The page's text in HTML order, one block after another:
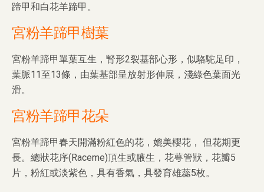
蹄甲和白花羊蹄甲。
宮粉羊蹄甲樹葉
宮粉羊蹄甲單葉互生，腎形2裂基部心形，似駱駝足印，
葉脈11至13條，由葉基部呈放射形伸展，淺綠色葉面光
滑。
宮粉羊蹄甲花朵
宮粉羊蹄甲春天開滿粉紅色的花，媲美櫻花， 但花期更
長。總狀花序(Raceme)頂生或腋生，花萼管狀，花瓣5
片，粉紅或淡紫色，具有香氣，具發育雄蕊5枚。